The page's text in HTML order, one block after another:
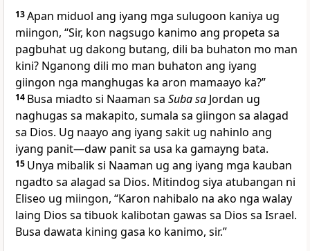
13Apan miduol ang iyang mga sulugoon kaniya ug
miingon, “Sir, kon nagsugo kanimo ang propeta sa
pagbuhat ug dakong butang, dili ba buhaton mo man
kini? Nganong dili mo man buhaton ang iyang
giingon nga manghugas ka aron mamaayo ka?”
14 Busa miadto si Naaman sa Suba sa Jordan ug
naghugas sa makapito, sumala sa giingon sa alagad
sa Dios. Ug naayo ang iyang sakit ug nahinlo ang
iyang panit—daw panit sa usa ka gamayng bata.
15 Unya mibalik si Naaman ug ang iyang mga kauban
ngadto sa alagad sa Dios. Mitindog siya atubangan ni
Eliseo ug miingon, “Karon nahibalo na ako nga walay
laing Dios sa tibuok kalibotan gawas sa Dios sa Israel.
Busa dawata kining gasa ko kanimo, sir.”